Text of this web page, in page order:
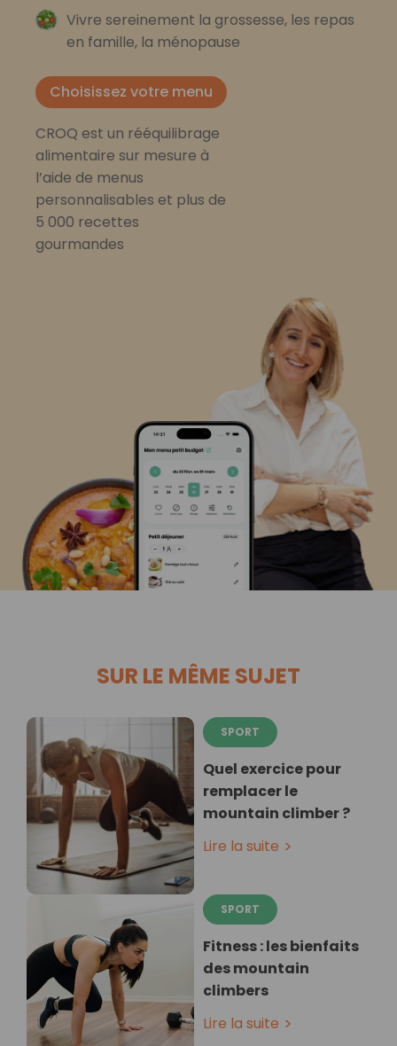
Vivre sereinement la grossesse, les repas
en famille, la ménopause
Choisissez votre menu
CROQ est un rééquilibrage
alimentaire sur mesure à
l’aide de menus
personnalisables et plus de
5 000 recettes
gourmandes
SUR LE MÊME SUJET
SPORT
Quel exercice pour
remplacer le
mountain climber ?
Lire la suite
SPORT
Fitness : les bienfaits
des mountain
climbers
Lire la suite